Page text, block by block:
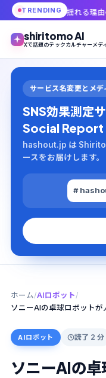
TRENDING
揺れる理由 iPhone 17、来
shiritomo AI
Xで話題のテックカルチャーメ
サービス名変更とメ
SNS効果測定
Social Report
hashout.jp は
ースをお届けします。
#
ホーム /AIロボット /
AIロボット 読了 2 分
ソニーAIの